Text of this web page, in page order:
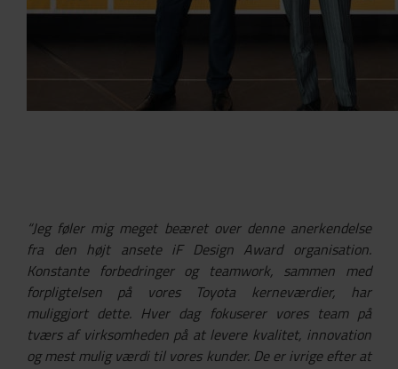
“Jeg føler mig meget beæret over denne anerkendelse
fra den højt ansete iF Design Award organisation.
Konstante forbedringer og teamwork, sammen med
forpligtelsen på vores Toyota kerneværdier, har
muliggjort dette. Hver dag fokuserer vores team på
tværs af virksomheden på at levere kvalitet, innovation
og mest mulig værdi til vores kunder. De er ivrige efter at